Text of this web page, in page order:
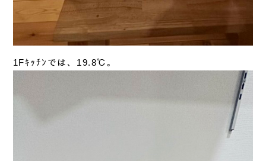
1Fｷｯﾁﾝでは、19.8℃。